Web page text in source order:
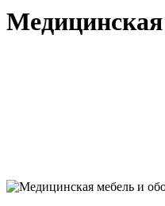
Медицинская